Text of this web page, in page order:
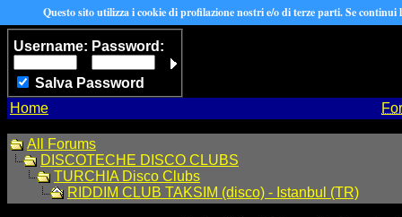
Username: Password:
Salva Password
Home
All Forums
DISCOTECHE DISCO CLUBS
TURCHIA Disco Clubs
RIDDIM CLUB TAKSIM (disco) - Istanbul (TR)
Questo sito utilizza i cookie di profilazione nostri e/o di terze parti. Se continui